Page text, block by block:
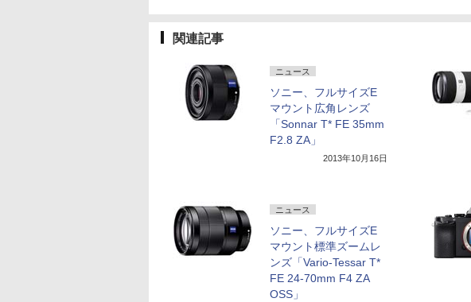
関連記事
ニュース
ソニー、フルサイズE
マウント広角レンズ
「Sonnar T* FE 35mm
F2.8 ZA」
2013年10月16日
ニュース
ソニー、フルサイズE
マウント標準ズームレ
ンズ「Vario-Tessar T*
FE 24-70mm F4 ZA
OSS」